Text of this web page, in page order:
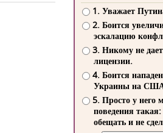
1. Уважает
2. Боится
эскалацию
3. Никому не
лицензии.
4. Боится
Украины на
5. Просто у него
поведения такая:
обещать и не